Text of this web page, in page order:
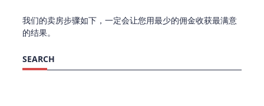
我们的卖房步骤如下，一定会让您用最少的佣金收获最满意
的结果。
SEARCH